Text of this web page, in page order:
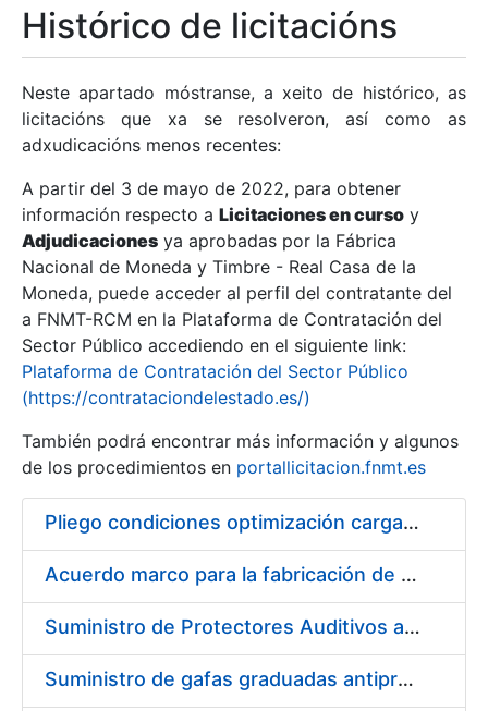
Mostrar/Ocultar
Mostrar/Ocultar
Mostrar/Ocultar
Mostrar/Ocultar
Histórico de licitacións
Neste apartado móstranse, a xeito de histórico, as
licitacións que xa se resolveron, así como as
adxudicacións menos recentes:
A partir del 3 de mayo de 2022, para obtener
información respecto a Licitaciones en curso y
Adjudicaciones ya aprobadas por la Fábrica
Nacional de Moneda y Timbre - Real Casa de la
Moneda, puede acceder al perfil del contratante del
a FNMT-RCM en la Plataforma de Contratación del
Sector Público accediendo en el siguiente link:
Plataforma de Contratación del Sector Público
(https://contrataciondelestado.es/)
También podrá encontrar más información y algunos
de los procedimientos en portallicitacion.fnmt.es
Pliego condiciones optimización cargas compras firmado
Acuerdo marco para la fabricación de piezas
Suministro de Protectores Auditivos a medida para las personas trabajadoras de los Centros de Trabajo de Madrid y Burgos
Suministro de gafas graduadas antiproyecciones para los trabajadores de la FNMT-RCM en los centros de trabajo de Madrid y Burgos